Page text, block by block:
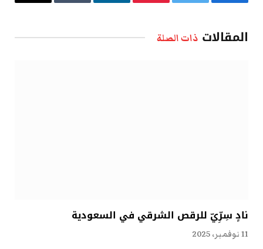
المقالات ذات الصلة
نادٍ سِرِّيّ للرقص الشرقي في السعودية
11 نوفمبر، 2025